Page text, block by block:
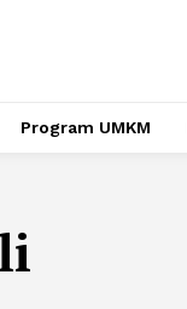
Program UMKM